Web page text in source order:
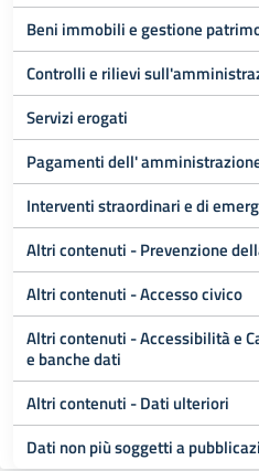
Beni immobili e gestione
Controlli e rilievi
Servizi erogati
Pagamenti dell'
Interventi straordinari e di
Altri contenuti - Prevenzione
Altri contenuti - Accesso civico
Altri contenuti - Accessibilità e
e banche dati
Altri contenuti - Dati ulteriori
Dati non più soggetti a